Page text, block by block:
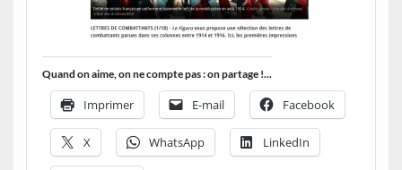
Quand on aime, on ne compte pas : on partage !...
Imprimer E-mail Facebook
X WhatsApp LinkedIn